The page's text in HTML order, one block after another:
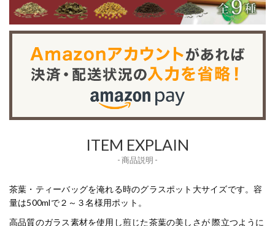
ITEM EXPLAIN
- 商品説明 -
茶葉・ティーバッグを淹れる時のグラスポット大サイズです。容
量は500mlで２～３名様用ポット。
高品質のガラス素材を使用し煎じた茶葉の美しさが 際立つように